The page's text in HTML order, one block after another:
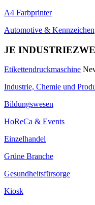
A4 Farbprinter
Automotive & Kennzeichen
JE
Etikettendruckmaschine
Industrie, Chemie und
Bildungswesen
HoReCa & Events
Einzelhandel
Grüne Branche
Gesundheitsfürsorge
Kiosk